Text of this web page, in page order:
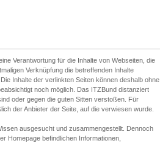
Verantwortung für die Inhalte von Webseiten, die
Verknüpfung die betreffenden Inhalte
Inhalte der verlinkten Seiten können deshalb ohne
noch möglich. Das ITZBund distanziert
oder gegen die guten Sitten verstoßen. Für
der Anbieter der Seite, auf die verwiesen wurde.
ausgesucht und zusammengestellt. Dennoch
Homepage befindlichen Informationen,